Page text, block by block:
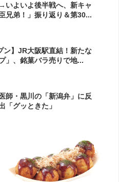
いよいよ後半戦へ、新キャ
兄弟！」振り返り＆第30...
ン】JR大阪駅直結！新たな
」、銘菓バラ売りで地...
師・黒川の「新潟弁」に反
「グッときた」